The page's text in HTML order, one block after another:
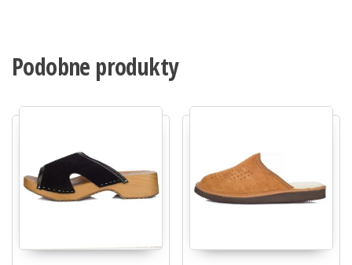
Podobne produkty